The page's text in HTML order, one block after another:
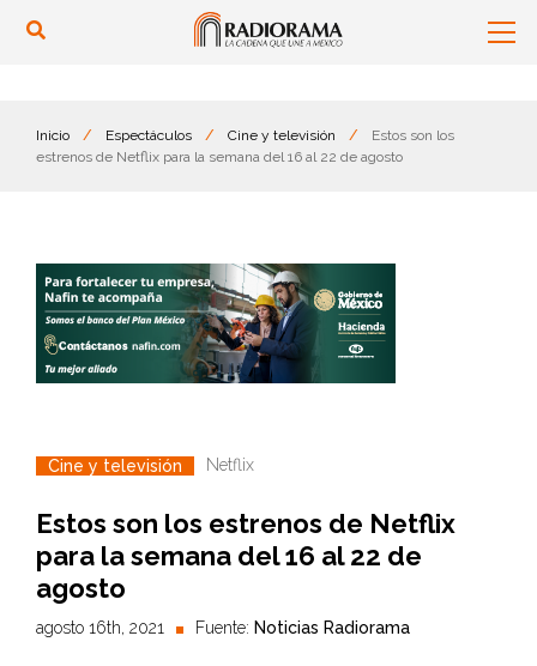
Inicio / Espectáculos / Cine y televisión /
Estos son los
estrenos de Netflix para la semana del 16 al 22 de agosto
Cine y televisión Netflix
Estos son los estrenos de Netflix
para la semana del 16 al 22 de
agosto
agosto 16th, 2021 Fuente: Noticias Radiorama